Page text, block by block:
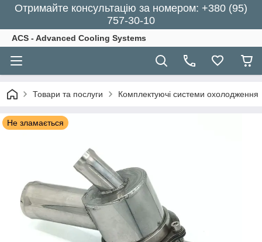
Отримайте консультацію за номером: +380 (95)
757-30-10
ACS - Advanced Cooling Systems
Товари та послуги Комплектуючі системи охолодження
Не зламається